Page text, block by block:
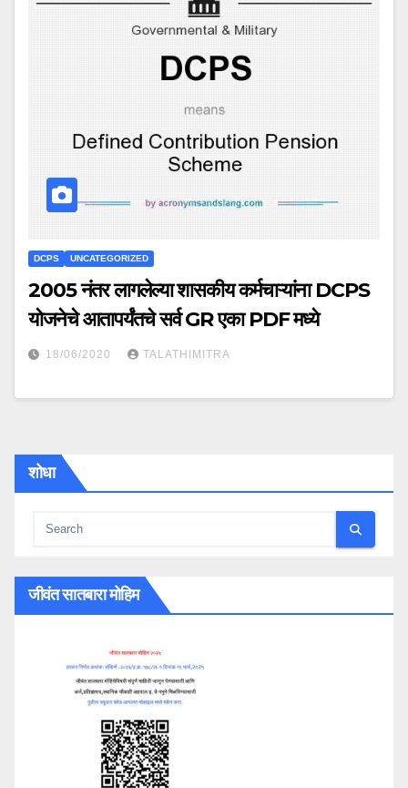
DCPS UNCATEGORIZED
2005 नंतर लागलेल्या शासकीय कर्मचाऱ्यांना DCPS
योजनेचे आतापर्यंतचे सर्व GR एका PDF मध्ये
18/06/2020 TALATHIMITRA
शोधा
जीवंत सातबारा मोहिम